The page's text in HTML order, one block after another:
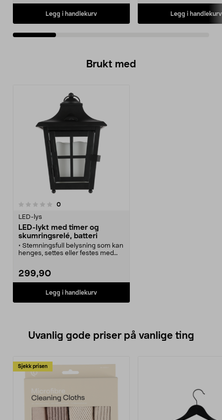
Legg i handlekurv Legg i handlekurv
Brukt med
0anmeldelser
LED-lys
LED-lykt med timer og
skumringsrelé, batteri
• Stemningsfull belysning som kan
henges, settes eller festes med
kubbelys – kan brukes som
gravlykt.
• Lykt med timer og skumringsrelé
– lampen slår seg av og på
299,90
Legg i handlekurv
Uvanlig gode priser på vanlige ting
Sjekk prisen